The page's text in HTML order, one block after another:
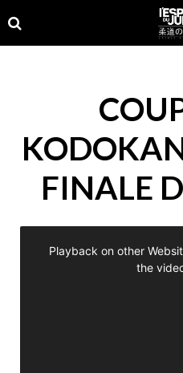
to
navigation
to
content
FINALE